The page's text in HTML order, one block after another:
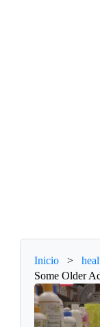
Inicio >
Some Older